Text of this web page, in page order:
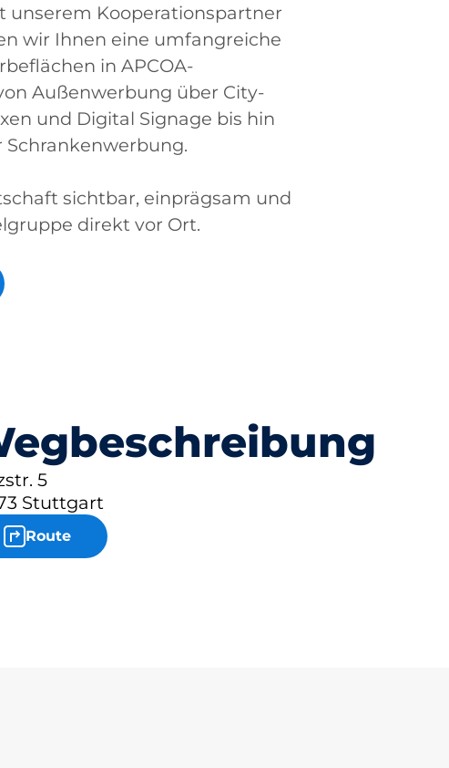
unserem Kooperationspartner
wir Ihnen eine umfangreiche
in APCOA-
Außenwerbung über City-
und Digital Signage bis hin
Schrankenwerbung.
sichtbar, einprägsam und
direkt vor Ort.
5
Stuttgart
Route